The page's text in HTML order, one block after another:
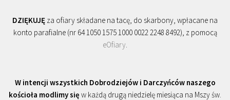
DZIĘKUJĘ za ofiary składane na tacę, do skarbony, wpłacane na
konto parafialne (nr 64 1050 1575 1000 0022 2248 8492), z pomocą
eOfiary
W intencji wszystkich Dobrodziejów i Darczyńców naszego
kościoła modlimy się w każdą drugą niedzielę miesiąca na Mszy św.